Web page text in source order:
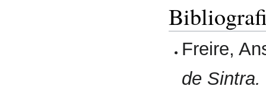
Freire,
de Sintra.